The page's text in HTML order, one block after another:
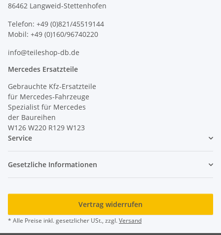
86462 Langweid-Stettenhofen
Telefon: +49 (0)821/45519144
Mobil: +49 (0)160/96740220
info@teileshop-db.de
Mercedes Ersatzteile
Gebrauchte Kfz-Ersatzteile
für Mercedes-Fahrzeuge
Spezialist für Mercedes
der Baureihen
W126 W220 R129 W123
Service
Gesetzliche Informationen
Vertrag widerrufen
* Alle Preise inkl. gesetzlicher USt., zzgl.Versand